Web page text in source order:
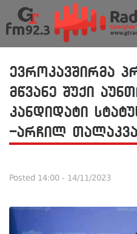
ევროკავშირმა
მწვანე შუქი
კანდიდატი
-არჩილ
Posted 14:00 - 14/11/2023